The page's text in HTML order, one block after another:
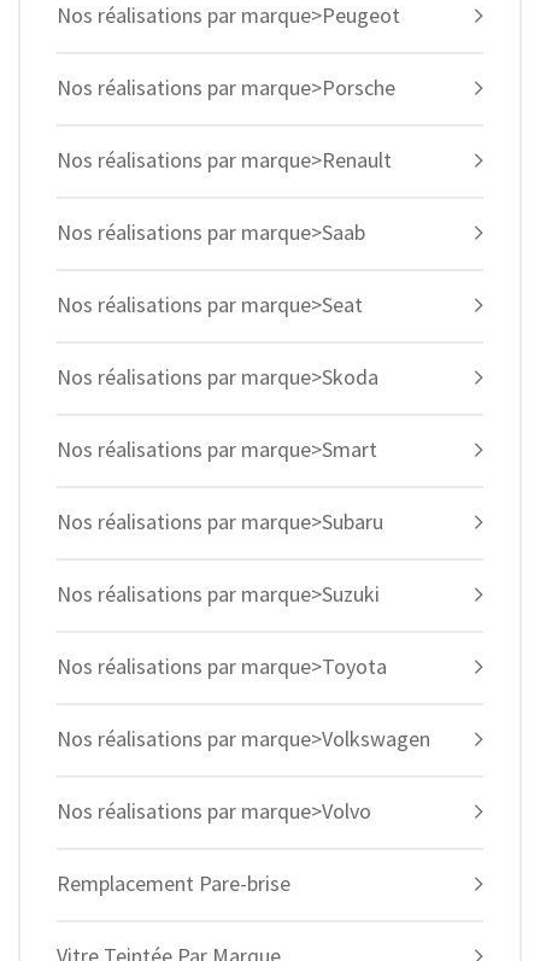
Nos réalisations par marque>Peugeot
Nos réalisations par marque>Porsche
Nos réalisations par marque>Renault
Nos réalisations par marque>Saab
Nos réalisations par marque>Seat
Nos réalisations par marque>Skoda
Nos réalisations par marque>Smart
Nos réalisations par marque>Subaru
Nos réalisations par marque>Suzuki
Nos réalisations par marque>Toyota
Nos réalisations par marque>Volkswagen
Nos réalisations par marque>Volvo
Remplacement Pare-brise